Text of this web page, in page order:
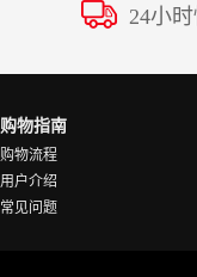
24小
购物指南
购物流程
用户介绍
常见问题